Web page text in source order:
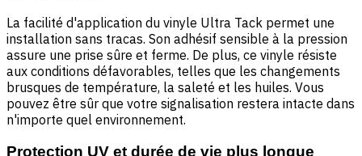
La facilité d'application du vinyle Ultra Tack permet une
installation sans tracas. Son adhésif sensible à la pression
assure une prise sûre et ferme. De plus, ce vinyle résiste
aux conditions défavorables, telles que les changements
brusques de température, la saleté et les huiles. Vous
pouvez être sûr que votre signalisation restera intacte dans
n'importe quel environnement.
Protection UV et durée de vie plus longue